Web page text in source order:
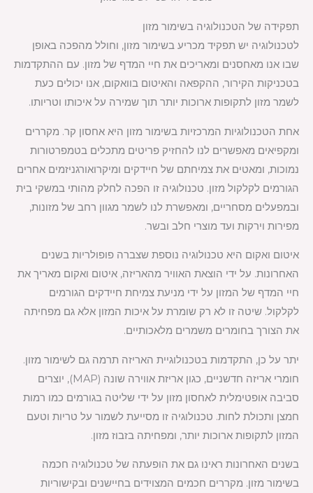
תפקידה של הטכנולוגיה בשימור מזון
לטכנולוגיה יש תפקיד מכריע בשימור מזון, וחולל מהפכה באופן
שבו אנו מאחסנים ומאריכים את חיי המדף של מזון. עם ההתקדמות
בטכניקות הקירור, ההקפאה והאיטום בוואקום, אנו יכולים כעת
לשמר מזון לתקופות ארוכות יותר תוך שמירה על איכותו וטריותו.
אחת הטכנולוגיות המרכזיות בשימור מזון היא אחסון קר. מקררים
ומקפיאים מאפשרים לנו להחזיק פריטים מתכלים בטמפרטורות
נמוכות, ומאטים את צמיחתם של חיידקים ומיקרואורגניזמים אחרים
הגורמים לקלקול מזון. טכנולוגיה זו הפכה לחלק מהותי במשקי בית
ובמפעלים מסחריים, ומאפשרת לנו לשמר מגוון רחב של מזונות,
מפירות וירקות ועד מוצרי חלב ובשר.
איטום ואקום היא טכנולוגיה נוספת שצברה פופולריות בשנים
האחרונות. על ידי הוצאת האוויר מהאריזה, איטום ואקום מאריך את
חיי המדף של המזון על ידי מניעת צמיחת חיידקים הגורמים
לקלקול. שיטה זו לא רק שומרת על איכות המזון אלא גם מפחיתה
את הצורך בחומרים משמרים מלאכותיים.
יתר על כן, התקדמות בטכנולוגיית האריזה תרמה גם לשימור מזון.
חומרי אריזה חדשניים, כגון אריזת אווירה שונה (MAP), יוצרים
סביבה אופטימלית לאחסון מזון על ידי שליטה בגורמים כמו רמות
חמצן ותכולת לחות. טכנולוגיה זו מסייעת לשמור על טריות וטעם
המזון לתקופות ארוכות יותר, ומפחיתה בזבוז מזון.
בשנים האחרונות ראינו גם את הופעתה של טכנולוגיה חכמה
בשימור מזון. מקררים חכמים המצוידים בחיישנים ובקישוריות